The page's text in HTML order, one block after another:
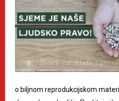
o biljnom reprodukcijskom